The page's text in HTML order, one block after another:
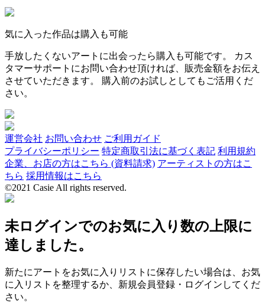
気に入った作品は購入も可能
手放したくないアートに出会ったら購入も可能です。 カス
タマーサポートにお問い合わせ頂ければ、販売金額をお伝え
させていただきます。 購入前のお試しとしてもご活用くだ
さい。
運営会社 お問い合わせ ご利用ガイド
プライバシーポリシー 特定商取引法に基づく表記 利用規約
企業、お店の方はこちら (資料請求) アーティストの方はこ
ちら 採用情報はこちら
©2021 Casie All rights reserved.
未ログインでのお気に入り数の上限に
達しました。
新たにアートをお気に入りリストに保存したい場合は、お気
に入リストを整理するか、新規会員登録・ログインしてくだ
さい。